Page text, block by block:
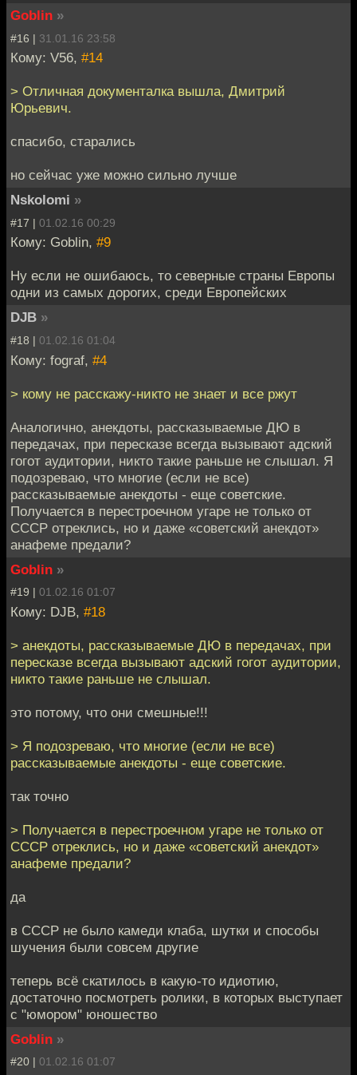
Goblin »
#16 | 31.01.16 23:58
Кому: V56, #14
> Отличная документалка вышла, Дмитрий
Юрьевич.
спасибо, старались
но сейчас уже можно сильно лучше
Nskolomi »
#17 | 01.02.16 00:29
Кому: Goblin, #9
Ну если не ошибаюсь, то северные страны Европы
одни из самых дорогих, среди Европейских
DJB »
#18 | 01.02.16 01:04
Кому: fograf, #4
> кому не расскажу-никто не знает и все ржут
Аналогично, анекдоты, рассказываемые ДЮ в
передачах, при пересказе всегда вызывают адский
гогот аудитории, никто такие раньше не слышал. Я
подозреваю, что многие (если не все)
рассказываемые анекдоты - еще советские.
Получается в перестроечном угаре не только от
СССР отреклись, но и даже «советский анекдот»
анафеме предали?
Goblin »
#19 | 01.02.16 01:07
Кому: DJB, #18
> анекдоты, рассказываемые ДЮ в передачах, при
пересказе всегда вызывают адский гогот аудитории,
никто такие раньше не слышал.
это потому, что они смешные!!!
> Я подозреваю, что многие (если не все)
рассказываемые анекдоты - еще советские.
так точно
> Получается в перестроечном угаре не только от
СССР отреклись, но и даже «советский анекдот»
анафеме предали?
да
в СССР не было камеди клаба, шутки и способы
шучения были совсем другие
теперь всё скатилось в какую-то идиотию,
достаточно посмотреть ролики, в которых выступает
с "юмором" юношество
Goblin »
#20 | 01.02.16 01:07